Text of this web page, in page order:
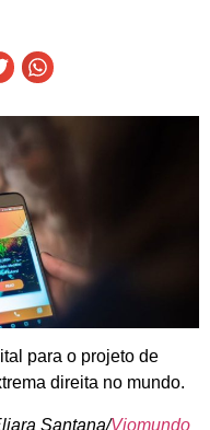
para o projeto de
direita no mundo.
Santana/Viomundo